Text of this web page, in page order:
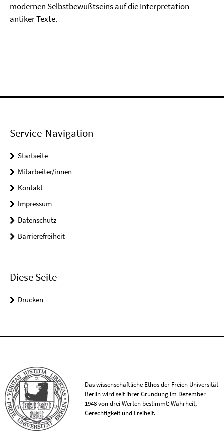
modernen Selbstbewußtseins auf die Interpretation
antiker Texte.
Service-Navigation
Startseite
Mitarbeiter/innen
Kontakt
Impressum
Datenschutz
Barrierefreiheit
Diese Seite
Drucken
Das wissenschaftliche Ethos der Freien Universität
Berlin wird seit ihrer Gründung im Dezember
1948 von drei Werten bestimmt: Wahrheit,
Gerechtigkeit und Freiheit.